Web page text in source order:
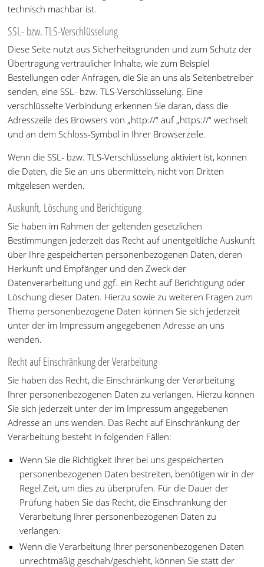
technisch machbar ist.
SSL- bzw. TLS-Verschlüsselung
Diese Seite nutzt aus Sicherheitsgründen und zum Schutz der
Übertragung vertraulicher Inhalte, wie zum Beispiel
Bestellungen oder Anfragen, die Sie an uns als Seitenbetreiber
senden, eine SSL- bzw. TLS-Verschlüsselung. Eine
verschlüsselte Verbindung erkennen Sie daran, dass die
Adresszeile des Browsers von „http://“ auf „https://“ wechselt
und an dem Schloss-Symbol in Ihrer Browserzeile.
Wenn die SSL- bzw. TLS-Verschlüsselung aktiviert ist, können
die Daten, die Sie an uns übermitteln, nicht von Dritten
mitgelesen werden.
Auskunft, Löschung und Berichtigung
Sie haben im Rahmen der geltenden gesetzlichen
Bestimmungen jederzeit das Recht auf unentgeltliche Auskunft
über Ihre gespeicherten personenbezogenen Daten, deren
Herkunft und Empfänger und den Zweck der
Datenverarbeitung und ggf. ein Recht auf Berichtigung oder
Löschung dieser Daten. Hierzu sowie zu weiteren Fragen zum
Thema personenbezogene Daten können Sie sich jederzeit
unter der im Impressum angegebenen Adresse an uns
wenden.
Recht auf Einschränkung der Verarbeitung
Sie haben das Recht, die Einschränkung der Verarbeitung
Ihrer personenbezogenen Daten zu verlangen. Hierzu können
Sie sich jederzeit unter der im Impressum angegebenen
Adresse an uns wenden. Das Recht auf Einschränkung der
Verarbeitung besteht in folgenden Fällen:
Wenn Sie die Richtigkeit Ihrer bei uns gespeicherten
personenbezogenen Daten bestreiten, benötigen wir in der
Regel Zeit, um dies zu überprüfen. Für die Dauer der
Prüfung haben Sie das Recht, die Einschränkung der
Verarbeitung Ihrer personenbezogenen Daten zu
verlangen.
Wenn die Verarbeitung Ihrer personenbezogenen Daten
unrechtmäßig geschah/geschieht, können Sie statt der